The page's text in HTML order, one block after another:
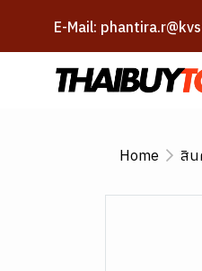
E-Mail:
Home สิน